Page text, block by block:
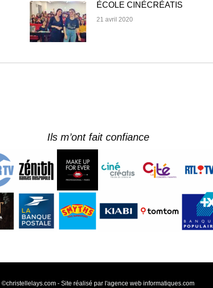
ÉCOLE CINÉCRÉATIS
21 avril 2020
Ils m’ont fait confiance
©christellelays.com - Site réalisé par l'agence web informatiques.com